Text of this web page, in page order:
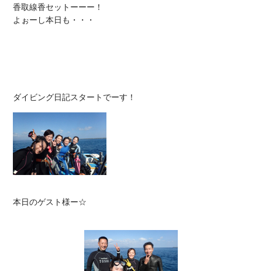
香取線香セットーーー！
よぉーし本日も・・・
本日のゲスト様ー☆